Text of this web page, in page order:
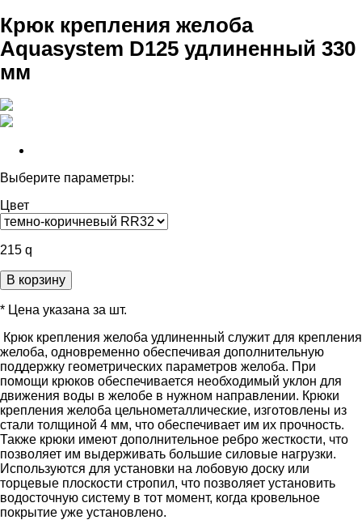
Крюк крепления желоба
Aquasystem D125 удлиненный 330
мм
Выберите параметры:
Цвет
215 q
В корзину
* Цена указана за шт.
Крюк крепления желоба удлиненный служит для крепления
желоба, одновременно обеспечивая дополнительную
поддержку геометрических параметров желоба. При
помощи крюков обеспечивается необходимый уклон для
движения воды в желобе в нужном направлении. Крюки
крепления желоба цельнометаллические, изготовлены из
стали толщиной 4 мм, что обеспечивает им их прочность.
Также крюки имеют дополнительное ребро жесткости, что
позволяет им выдерживать большие силовые нагрузки.
Используются для установки на лобовую доску или
торцевые плоскости стропил, что позволяет установить
водосточную систему в тот момент, когда кровельное
покрытие уже установлено.